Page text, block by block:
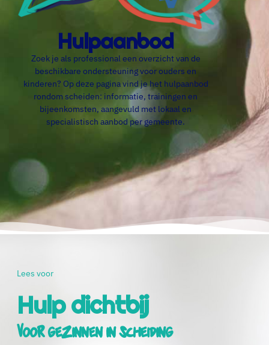
Hulpaanbod
Zoek je als professional een overzicht van de
beschikbare ondersteuning voor ouders en
kinderen? Op deze pagina vind je het hulpaanbod
rondom scheiden: informatie, trainingen en
bijeenkomsten, aangevuld met lokaal en
specialistisch aanbod per gemeente.
Lees voor
Hulp dichtbij
voor gezinnen in scheiding